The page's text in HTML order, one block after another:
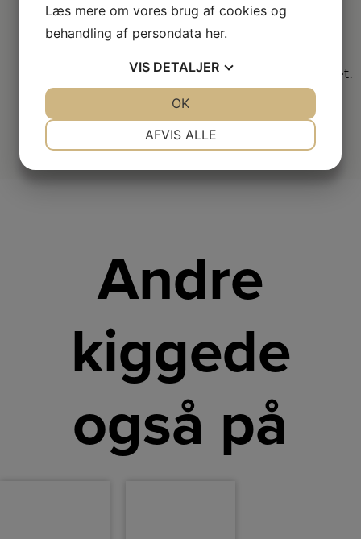
DK
Vælg mellem mange
forhandlere i hele landet.
Andre
kiggede
også på
Læs mere om vores brug af cookies og
behandling af persondata her.
VIS DETALJER
AFVIS ALLE
OK